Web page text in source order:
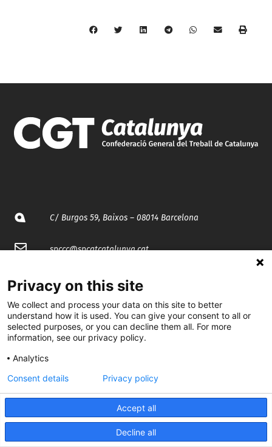
C/ Burgos 59, Baixos – 08014 Barcelona
spccc@spcgtcatalunya.cat
@CGTCatalunya
cgtcatalunya
CGTCatalunya
cgtcatalunya
Desenvolupat per
Privacy on this site
We collect and process your data on this site to better
understand how it is used. You can give your consent to all or
selected purposes, or you can decline them all. For more
information, see our privacy policy.
Analytics
Accept all
Decline all
Consent details Privacy policy